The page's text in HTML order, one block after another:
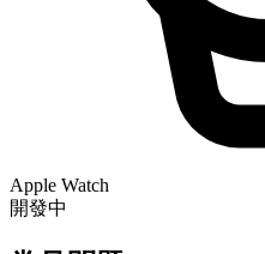
Apple Watch
開發中